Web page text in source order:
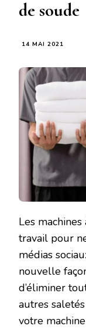
de soude
14 MAI 2021
Les
travail pour
médias
nouvelle
d’éliminer
autres
votre